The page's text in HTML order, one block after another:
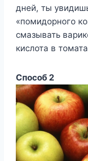
дней, ты
«помидорного
смазывать
кислота в
Способ 2